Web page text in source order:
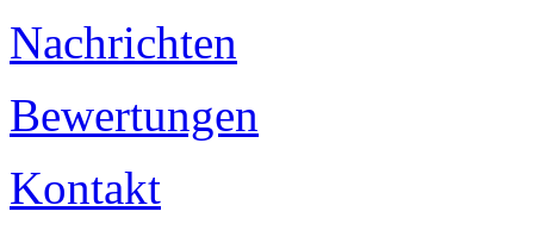
Nachrichten
Bewertungen
Kontakt